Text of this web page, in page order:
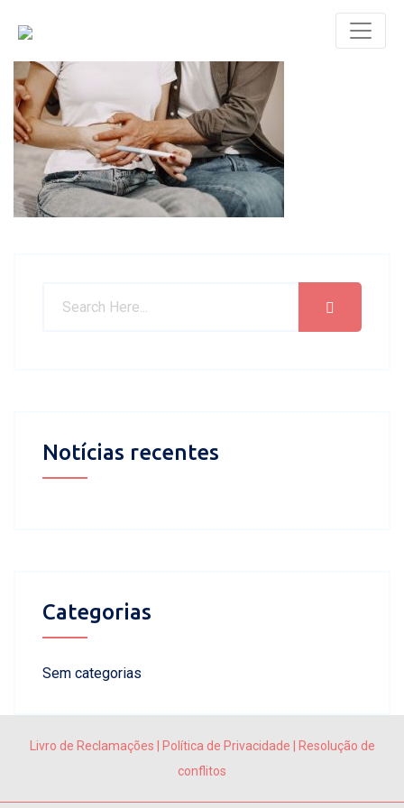
Notícias recentes
Categorias
Sem categorias
Livro de Reclamações Política de Privacidade
Resolução de
conflitos